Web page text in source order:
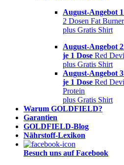
August-Angebot
2 Dosen Fat
plus Gratis Shirt
August-Angebot
je 1 Dose Red
plus Gratis Shirt
August-Angebot
je 1 Dose Red
Protein
plus Gratis Shirt
Warum GOLDFIELD?
Garantien
GOLDFIELD-Blog
Nährstoff-Lexikon
Besuch uns auf Facebook